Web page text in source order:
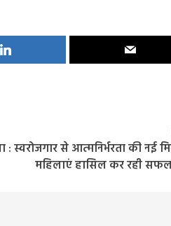
स्वरोजगार से आत्मनिर्भरता की नई
महिलाएं हासिल कर रही